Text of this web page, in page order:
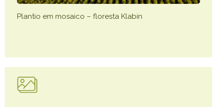
Plantio em mosaico – floresta Klabin